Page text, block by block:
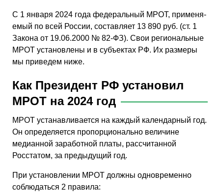
С 1 ян­ва­ря 2024 года фе­де­раль­ный МРОТ, при­ме­ня­
е­мый по всей Рос­сии, со­став­ля­ет 13 890 руб. (ст. 1
За­ко­на от 19.06.2000 № 82-ФЗ). Свои ре­ги­о­наль­ные
МРОТ уста­нов­ле­ны и в субъ­ек­тах РФ. Их раз­ме­ры
мы при­ве­дем ниже.
Как Президент РФ установил
МРОТ на 2024 год
МРОТ устанавливается на каждый календарный год.
Он определяется пропорционально величине
медианной заработной платы, рассчитанной
Росстатом, за предыдущий год.
При установлении МРОТ должны одновременно
соблюдаться 2 правила: